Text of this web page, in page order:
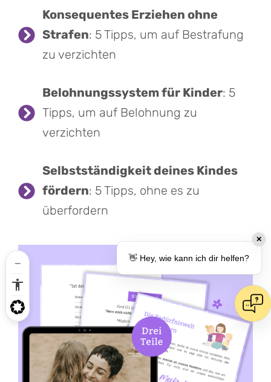
Konsequentes Erziehen ohne
Strafen: 5 Tipps, um auf Bestrafung
zu verzichten
Belohnungssystem für Kinder: 5
Tipps, um auf Belohnung zu
verzichten
Selbstständigkeit deines Kindes
fördern: 5 Tipps, ohne es zu
überfordern
✕
👋 Hey, wie kann ich dir helfen?